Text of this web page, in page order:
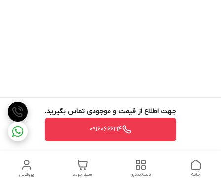
جهت اطلاع از قیمت و موجودی تماس بگیرید.
09160666214
پروفایل سبد خرید دسته‌بندی خانه